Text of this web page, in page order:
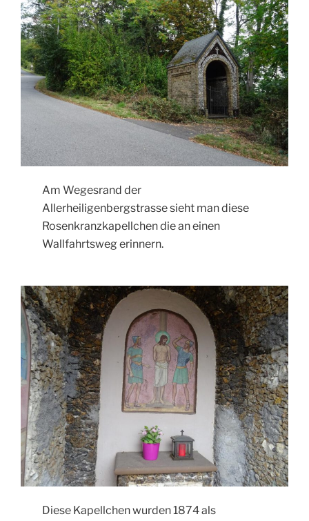
Am Wegesrand der
Allerheiligenbergstrasse sieht man diese
Rosenkranzkapellchen die an einen
Wallfahrtsweg erinnern.
Diese Kapellchen wurden 1874 als